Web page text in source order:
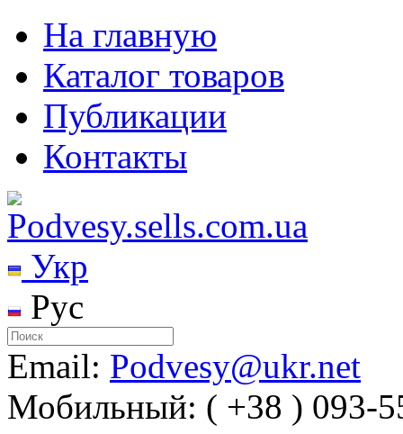
На главную
Каталог товаров
Публикации
Контакты
Укр
Рус
Email: Podvesy@ukr.net
Мобильный: ( +38 ) 093-